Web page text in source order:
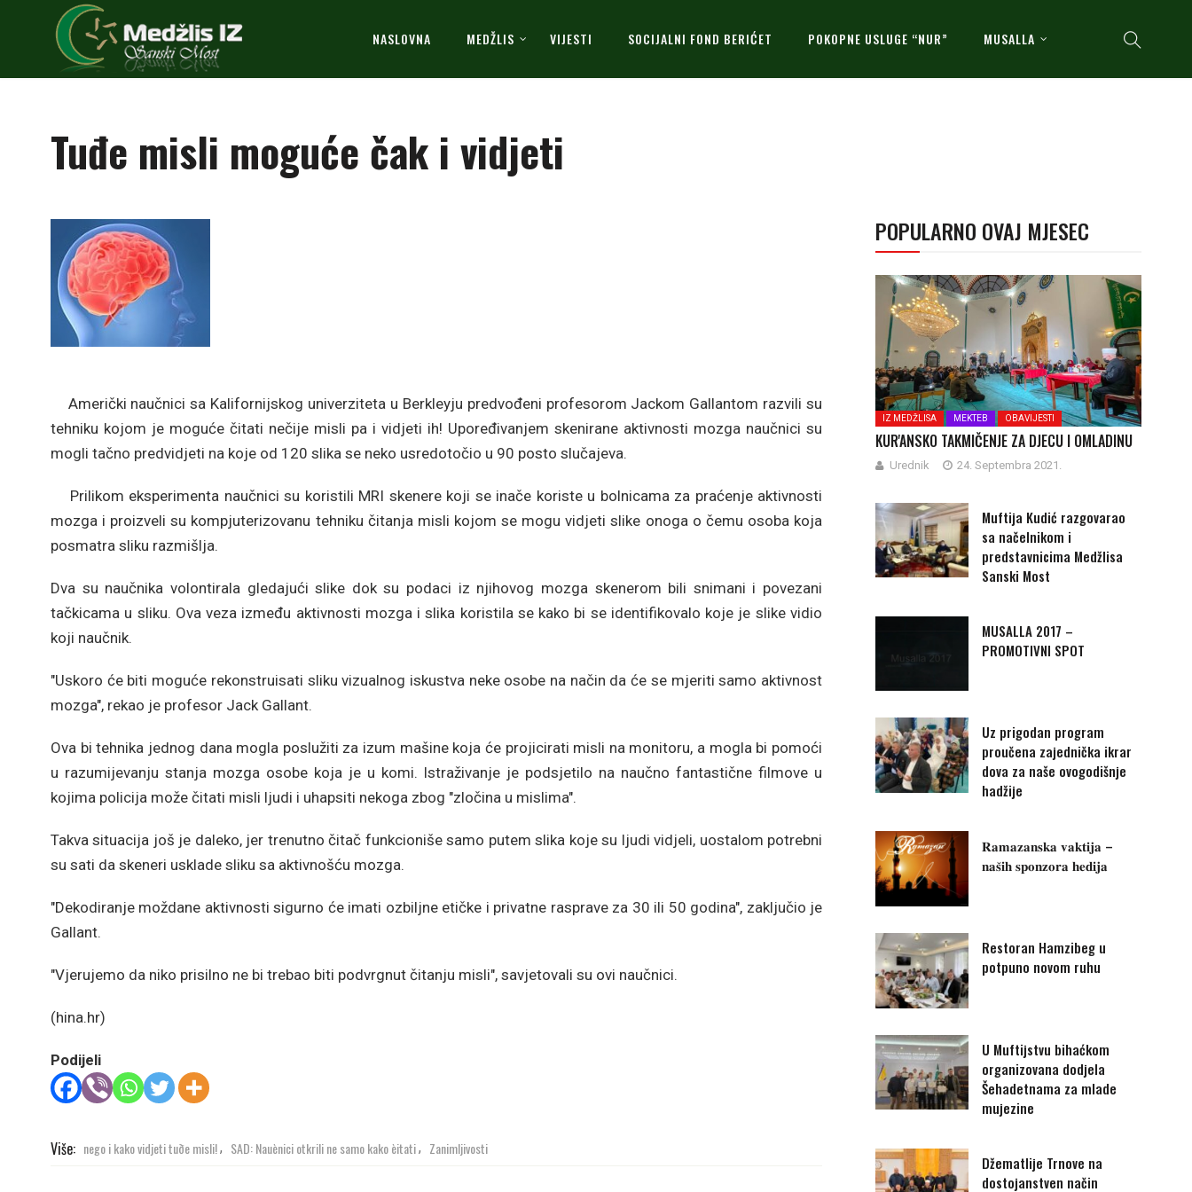
NASLOVNA MEDŽLIS VIJESTI SOCIJALNI FOND BERIĆET POKOPNE USLUGE “NUR” MUSALLA
Tuđe misli moguće čak i vidjeti
Američki naučnici sa Kalifornijskog univerziteta u Berkleyju predvođeni profesorom Jackom Gallantom razvili su
tehniku kojom je moguće čitati nečije misli pa i vidjeti ih! Upoređivanjem skenirane aktivnosti mozga naučnici su
mogli tačno predvidjeti na koje od 120 slika se neko usredotočio u 90 posto slučajeva.
Prilikom eksperimenta naučnici su koristili MRI skenere koji se inače koriste u bolnicama za praćenje aktivnosti
mozga i proizveli su kompjuterizovanu tehniku čitanja misli kojom se mogu vidjeti slike onoga o čemu osoba koja
posmatra sliku razmišlja.
Dva su naučnika volontirala gledajući slike dok su podaci iz njihovog mozga skenerom bili snimani i povezani
tačkicama u sliku. Ova veza između aktivnosti mozga i slika koristila se kako bi se identifikovalo koje je slike vidio
koji naučnik.
"Uskoro će biti moguće rekonstruisati sliku vizualnog iskustva neke osobe na način da će se mjeriti samo aktivnost
mozga", rekao je profesor Jack Gallant.
Ova bi tehnika jednog dana mogla poslužiti za izum mašine koja će projicirati misli na monitoru, a mogla bi pomoći
u razumijevanju stanja mozga osobe koja je u komi. Istraživanje je podsjetilo na naučno fantastične filmove u
kojima policija može čitati misli ljudi i uhapsiti nekoga zbog "zločina u mislima".
Takva situacija još je daleko, jer trenutno čitač funkcioniše samo putem slika koje su ljudi vidjeli, uostalom potrebni
su sati da skeneri usklade sliku sa aktivnošću mozga.
"Dekodiranje moždane aktivnosti sigurno će imati ozbiljne etičke i privatne rasprave za 30 ili 50 godina", zaključio je
Gallant.
"Vjerujemo da niko prisilno ne bi trebao biti podvrgnut čitanju misli", savjetovali su ovi naučnici.
(hina.hr)
Podijeli
Više: nego i kako vidjeti tuðe misli!, SAD: Nauènici otkrili ne samo kako èitati, Zanimljivosti
POPULARNO OVAJ MJESEC
IZ MEDŽLISA MEKTEB OBAVIJESTI
KUR'ANSKO TAKMIČENJE ZA DJECU I OMLADINU
Urednik 24. Septembra 2021.
Muftija Kudić razgovarao
sa načelnikom i
predstavnicima Medžlisa
Sanski Most
MUSALLA 2017 –
PROMOTIVNI SPOT
Uz prigodan program
proučena zajednička ikrar
dova za naše ovogodišnje
hadžije
𝐑𝐚𝐦𝐚𝐳𝐚𝐧𝐬𝐤𝐚 𝐯𝐚𝐤𝐭𝐢𝐣𝐚 –
𝐧𝐚𝐬̌𝐢𝐡 𝐬𝐩𝐨𝐧𝐳𝐨𝐫𝐚 𝐡𝐞𝐝𝐢𝐣𝐚
Restoran Hamzibeg u
potpuno novom ruhu
U Muftijstvu bihaćkom
organizovana dodjela
Šehadetnama za mlade
mujezine
Džematlije Trnove na
dostojanstven način